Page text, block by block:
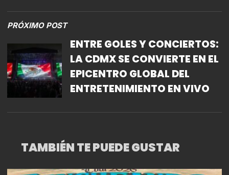
PRÓXIMO POST
ENTRE GOLES Y CONCIERTOS:
LA CDMX SE CONVIERTE EN EL
EPICENTRO GLOBAL DEL
ENTRETENIMIENTO EN VIVO
TAMBIÉN TE PUEDE GUSTAR